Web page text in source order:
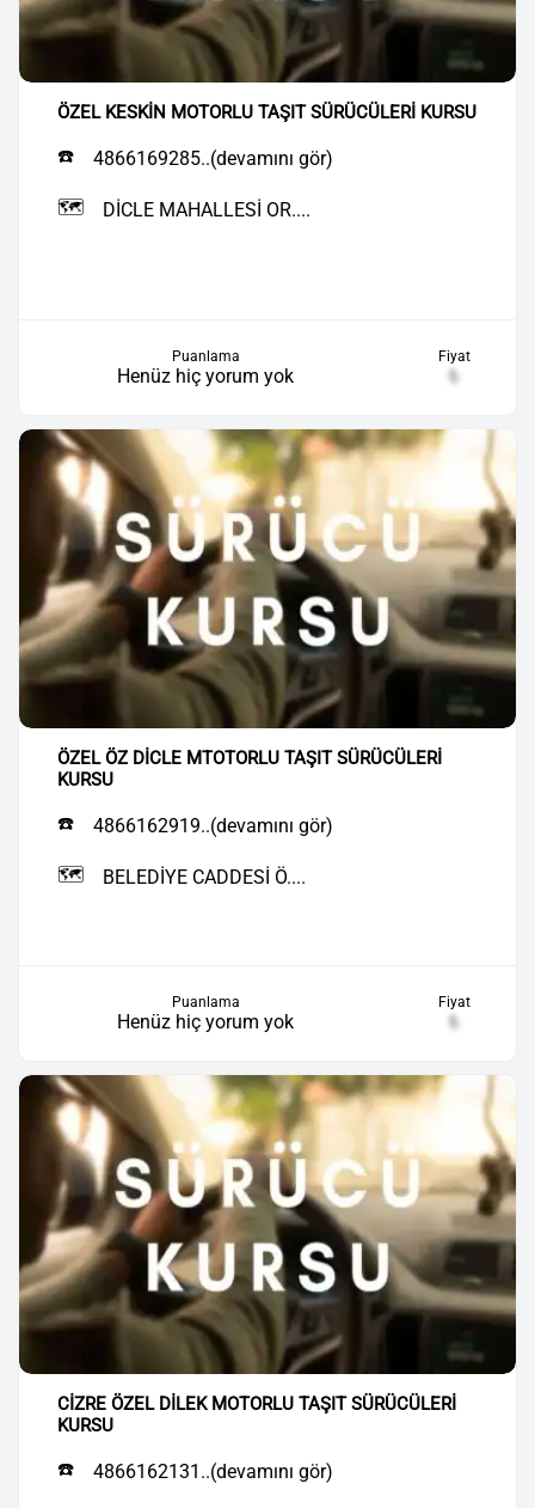
ÖZEL KESKİN MOTORLU TAŞIT SÜRÜCÜLERİ KURSU
☎️ 4866169285..(devamını gör)
🗺️ DİCLE MAHALLESİ OR....
Puanlama
Henüz hiç yorum yok
Fiyat
₺
ÖZEL ÖZ DİCLE MTOTORLU TAŞIT SÜRÜCÜLERİ
KURSU
☎️ 4866162919..(devamını gör)
🗺️ BELEDİYE CADDESİ Ö....
Puanlama
Henüz hiç yorum yok
Fiyat
₺
CİZRE ÖZEL DİLEK MOTORLU TAŞIT SÜRÜCÜLERİ
KURSU
☎️ 4866162131..(devamını gör)